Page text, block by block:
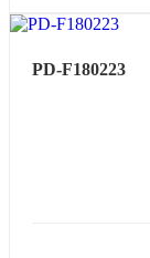
PD-F180223